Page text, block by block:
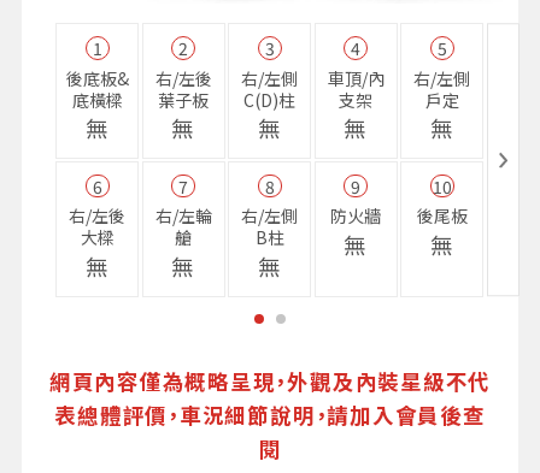
1
後底板&
底橫樑
無
2
右/左後
葉子板
無
3
右/左側
C(D)柱
無
4
車頂/內
支架
無
5
右/左側
戶定
無
6
右/左後
大樑
無
7
右/左輪
艙
無
8
右/左側
B柱
無
9
防火牆
無
10
後尾板
無
網頁內容僅為概略呈現，外觀及內裝星級不代
表總體評價，車況細節說明，請加入會員後查
閱